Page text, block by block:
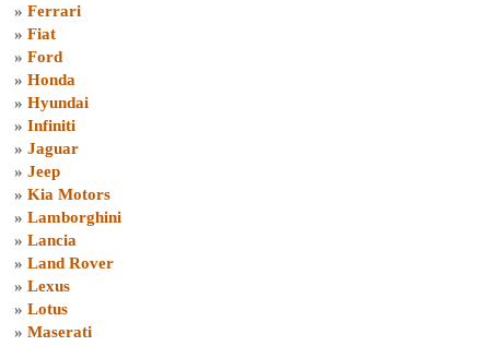
» Ferrari
» Fiat
» Ford
» Honda
» Hyundai
» Infiniti
» Jaguar
» Jeep
» Kia Motors
» Lamborghini
» Lancia
» Land Rover
» Lexus
» Lotus
» Maserati